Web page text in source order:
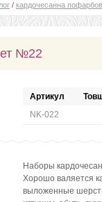
/ кардочесанна
№22
Артикул
NK-022
Наборы
Хорошо валяется
выложенные